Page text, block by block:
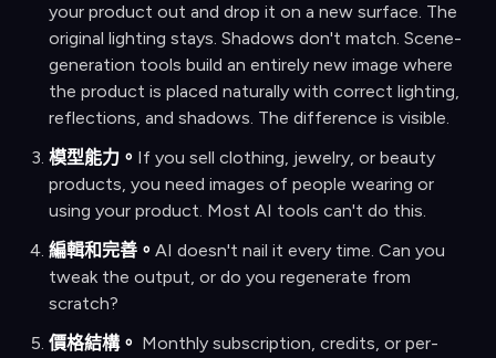
your product out and drop it on a new surface. The
original lighting stays. Shadows don't match. Scene-
generation tools build an entirely new image where
the product is placed naturally with correct lighting,
reflections, and shadows. The difference is visible.
模型能力。 If you sell clothing, jewelry, or beauty
products, you need images of people wearing or
using your product. Most AI tools can't do this.
編輯和完善。 AI doesn't nail it every time. Can you
tweak the output, or do you regenerate from
scratch?
價格結構。 Monthly subscription, credits, or per-